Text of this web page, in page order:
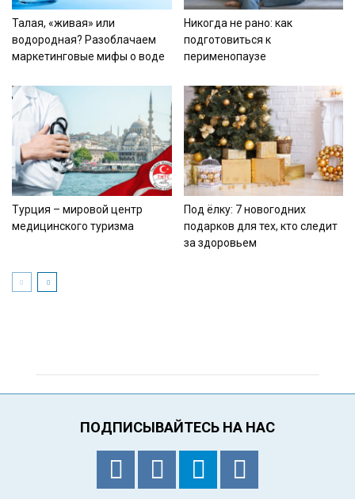
Талая, «живая» или
водородная? Разоблачаем
маркетинговые мифы о воде
Никогда не рано: как
подготовиться к
перименопаузе
Турция – мировой центр
медицинского туризма
Под ёлку: 7 новогодних
подарков для тех, кто следит
за здоровьем
ПОДПИСЫВАЙТЕСЬ НА НАС